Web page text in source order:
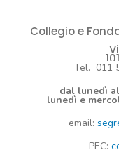
Collegio e
Tel. 011
dal lunedì
lunedì e
email:
PEC: